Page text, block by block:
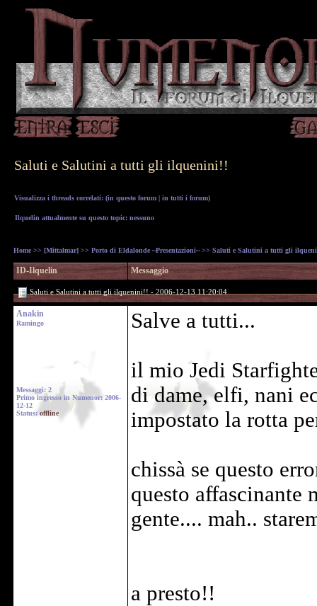
Saluti e Salutini a tutti gli ilquenini!!
Visualizza i threads correlati: (in questo forum | in tutti i forum)
Ilquelin attualmente su questo topic: nessuno
Home >> [Mittalmar] >> Porto di Eldalonde ~Presentazioni~ >> Saluti e Salutini a tutti gli
ID-Ilquelin Messaggio
Saluti e Salutini a tutti gli ilquenini!! - 2006-12-13 11:20:04
Anakin
Ramingo
Messaggi: 2
Primo ingresso in Numenor: 2006-
12-12
Status: offline
Salve a tutti...
il mio Jedi
di dame, elfi, nani
impostato la rotta
chissà se questo
questo affascinante
gente.... mah..
a presto!!